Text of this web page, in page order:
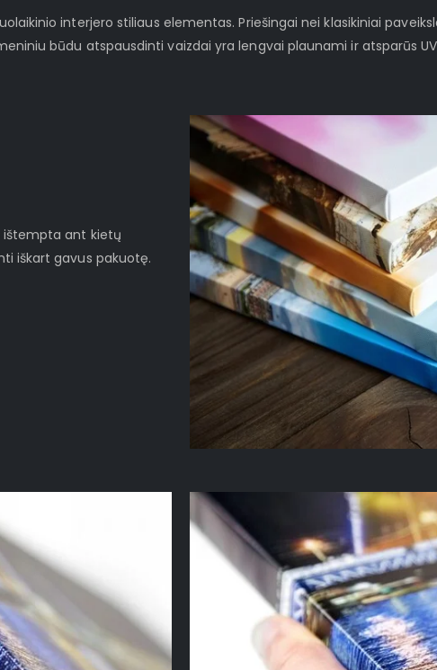
interjero stiliaus elementas. Priešingai nei klasikiniai
būdu atspausdinti vaizdai yra lengvai plaunami ir atsparūs
ištempta ant kietų
iškart gavus pakuotę.